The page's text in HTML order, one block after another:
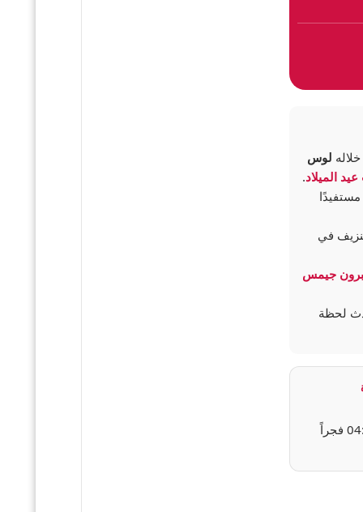
لوس
الميلاد.
مستفيدًا
في
جيمس
لحظة
⏰ 05:00 مساءً (PT) | ⏰ 04:00 فجراً